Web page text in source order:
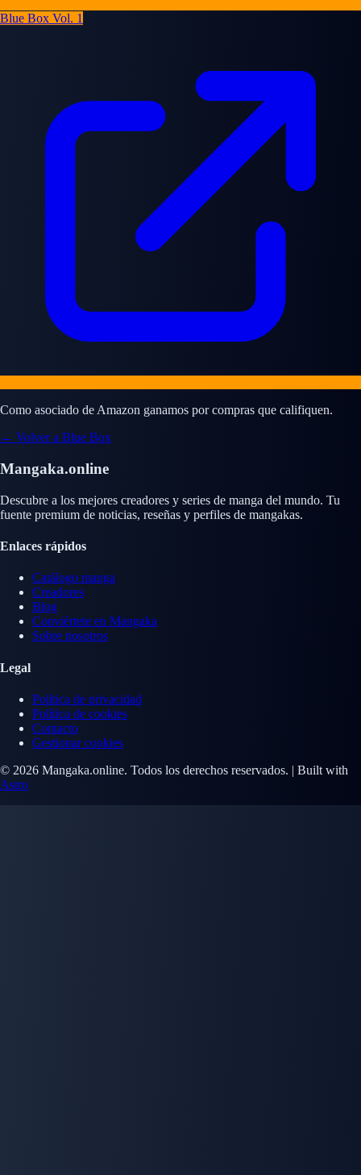
Blue Box Vol. 1
Como asociado de Amazon ganamos por compras que califiquen.
← Volver a Blue Box
Mangaka.online
Descubre a los mejores creadores y series de manga del mundo. Tu
fuente premium de noticias, reseñas y perfiles de mangakas.
Enlaces rápidos
Catálogo manga
Creadores
Blog
Conviértete en Mangaka
Sobre nosotros
Legal
Política de privacidad
Política de cookies
Contacto
Gestionar cookies
© 2026 Mangaka.online. Todos los derechos reservados. | Built with
Astro